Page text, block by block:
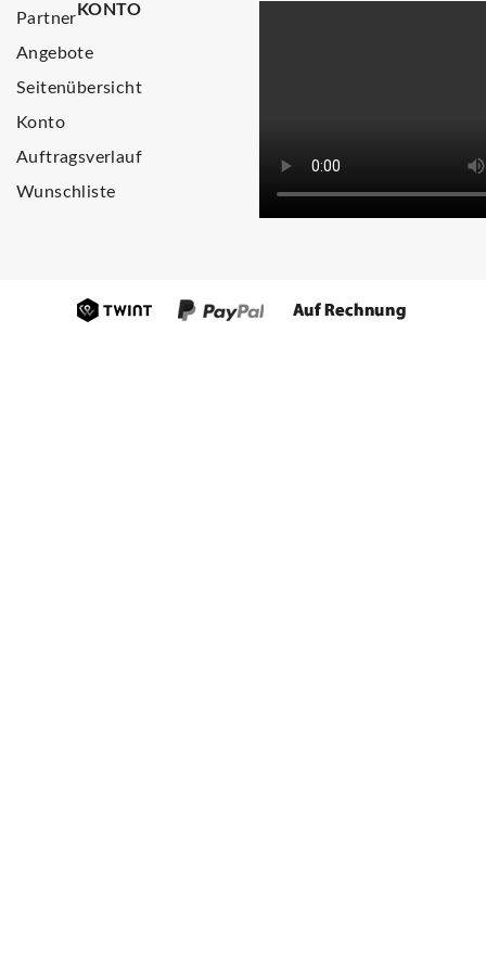
Partner
Angebote
Seitenübersicht
KONTO
Konto
Auftragsverlauf
Wunschliste